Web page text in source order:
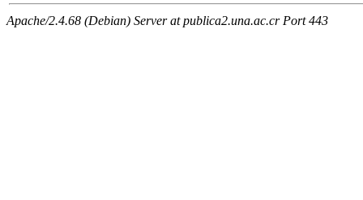
Apache/2.4.68 (Debian) Server at publica2.una.ac.cr Port 443